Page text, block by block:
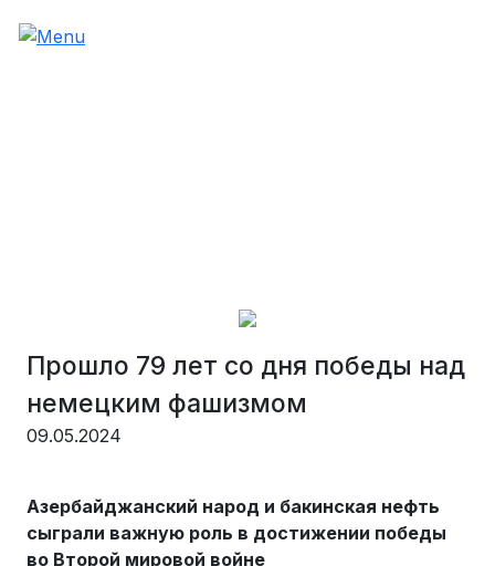
Прошло 79 лет со дня победы над
немецким фашизмом
09.05.2024
Азербайджанский народ и бакинская нефть
сыграли важную роль в достижении победы
во Второй мировой войне